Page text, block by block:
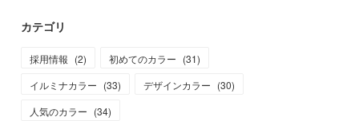
カテゴリ
採用情報 (2) 初めてのカラー (31)
イルミナカラー (33) デザインカラー (30)
人気のカラー (34)